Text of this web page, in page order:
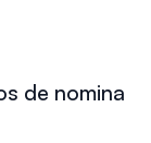
de nomina